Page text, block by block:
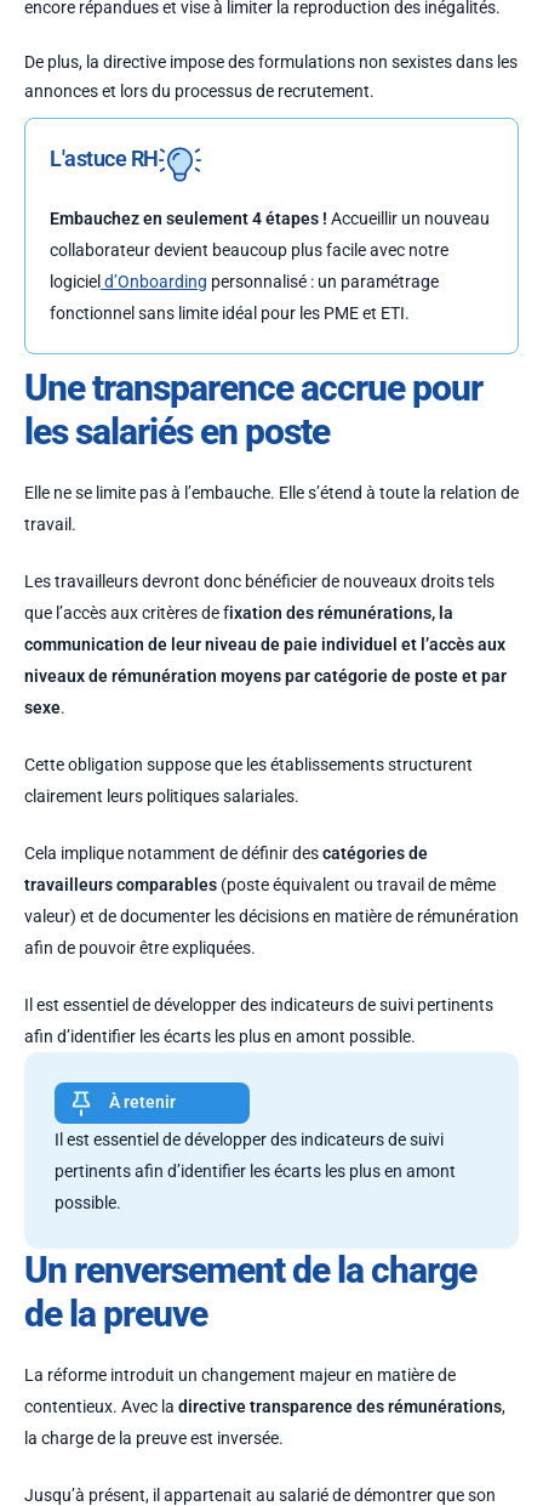
encore répandues et vise à limiter la reproduction des inégalités.
De plus, la directive impose des formulations non sexistes dans les
annonces et lors du processus de recrutement.
L'astuce RH
Embauchez en seulement 4 étapes ! Accueillir un nouveau
collaborateur devient beaucoup plus facile avec notre
logicield’Onboarding personnalisé : un paramétrage
fonctionnel sans limite idéal pour les PME et ETI.
Une transparence accrue pour
les salariés en poste
Elle ne se limite pas à l’embauche. Elle s’étend à toute la relation de
travail.
Les travailleurs devront donc bénéficier de nouveaux droits tels
que l’accès aux critères de fixation des rémunérations, la
communication de leur niveau de paie individuel et l’accès aux
niveaux de rémunération moyens par catégorie de poste et par
sexe.
Cette obligation suppose que les établissements structurent
clairement leurs politiques salariales.
Cela implique notamment de définir descatégories de
travailleurs comparables (poste équivalent ou travail de même
valeur) et de documenter les décisions en matière de rémunération
afin de pouvoir être expliquées.
Il est essentiel de développer des indicateurs de suivi pertinents
afin d’identifier les écarts les plus en amont possible.
À retenir
Il est essentiel de développer des indicateurs de suivi
pertinents afin d’identifier les écarts les plus en amont
possible.
Un renversement de la charge
de la preuve
La réforme introduit un changement majeur en matière de
contentieux. Avec la directive transparence des rémunérations,
la charge de la preuve est inversée.
Jusqu’à présent, il appartenait au salarié de démontrer que son